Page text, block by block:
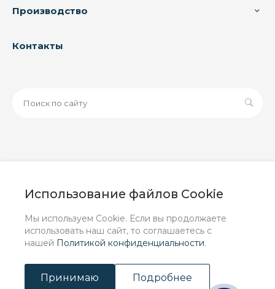
Использование файлов Cookie
Мы используем Cookie. Если вы продолжаете
использовать наш сайт, то соглашаетесь с
нашей Политикой конфиденциальности.
Принимаю Подробнее
Производство
Контакты
информационный характер и ни при каких условиях не
положениями Статьи 437 (2) ГК РФ.